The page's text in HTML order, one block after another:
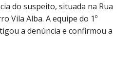
do suspeito, situada na Rua
Vila Alba. A equipe do 1º
a denúncia e confirmou a